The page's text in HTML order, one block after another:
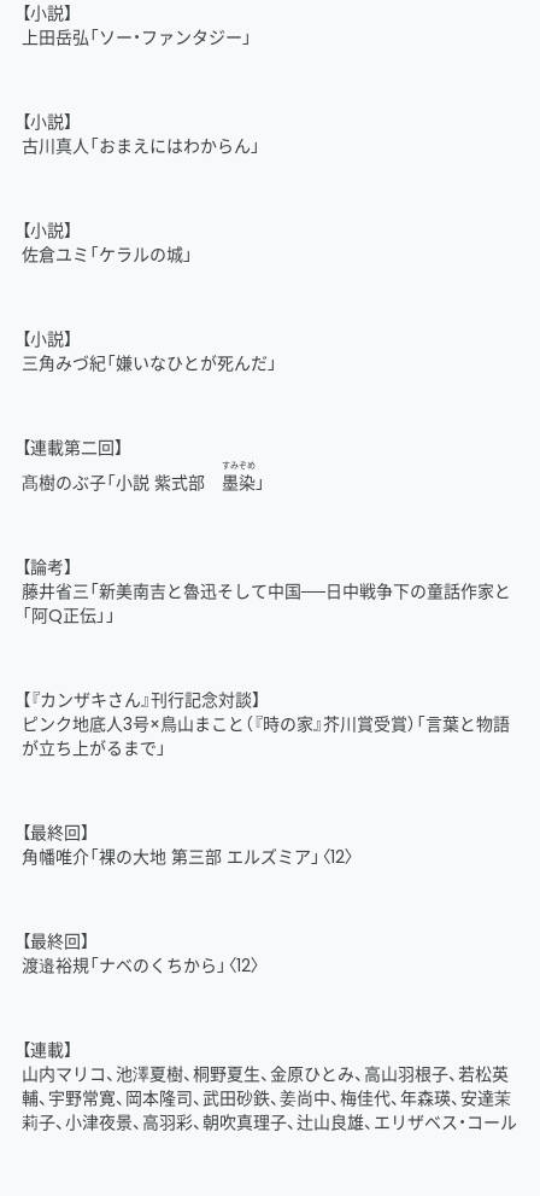
【小説】
上田岳弘「ソー・ファンタジー」
【小説】
古川真人「おまえにはわからん」
【小説】
佐倉ユミ「ケラルの城」
【小説】
三角みづ紀「嫌いなひとが死んだ」
【連載第二回】
髙樹のぶ子「小説 紫式部 墨染
すみぞめ
」
【論考】
藤井省三「新美南吉と魯迅そして中国──日中戦争下の童話作家と
「阿Q正伝」」
【『カンザキさん』刊行記念対談】
ピンク地底人3号×鳥山まこと（『時の家』芥川賞受賞）「言葉と物語
が立ち上がるまで」
【最終回】
角幡唯介「裸の大地 第三部 エルズミア」〈12〉
【最終回】
渡邉裕規「ナベのくちから」〈12〉
【連載】
山内マリコ、池澤夏樹、桐野夏生、金原ひとみ、高山羽根子、若松英
輔、宇野常寛、岡本隆司、武田砂鉄、姜尚中、梅佳代、年森瑛、安達茉
莉子、小津夜景、高羽彩、朝吹真理子、辻山良雄、エリザベス・コール